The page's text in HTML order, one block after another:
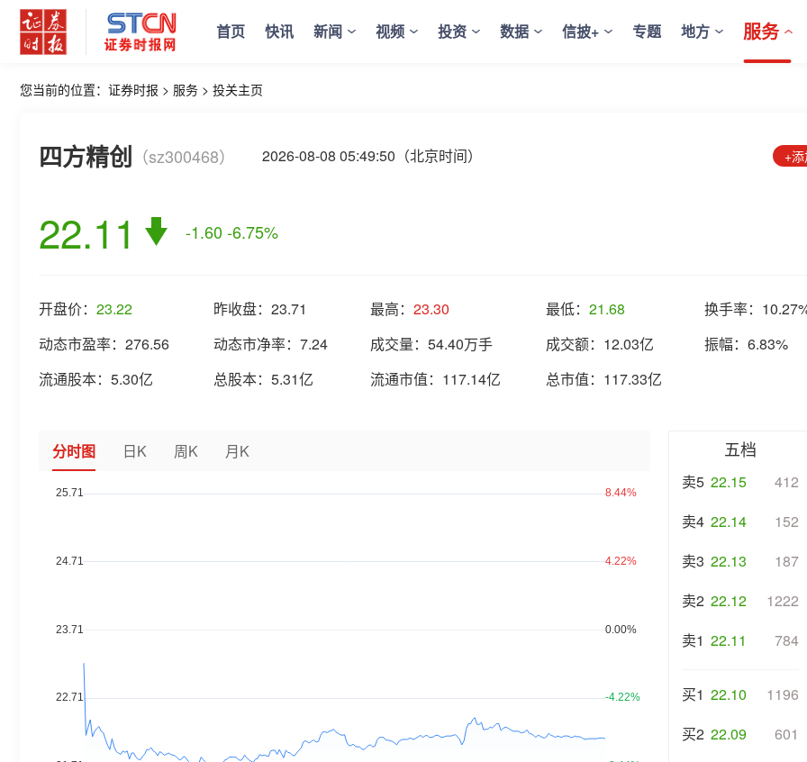
首页 快讯 新闻 视频 投资 数据 信披+ 专题 地方 服务
您当前的位置： 证券时报 > 服务 > 投关主页
四方精创 （sz300468） 2026-08-08 05:49:50（北京时间） +
22.11 -1.60-6.75%
开盘价： 23.22 昨收盘： 23.71 最高： 23.30 最低： 21.68 换手率：
动态市盈率： 276.56 动态市净率： 7.24 成交量： 54.40万手 成交额： 12.03亿 振幅： 6.83%
流通股本： 5.30亿 总股本： 5.31亿 流通市值： 117.14亿 总市值： 117.33亿
分时图 日K 周K 月K 五档
卖5 22.15
412
卖4 22.14
152
卖3 22.13
187
卖2 22.12
1222
卖1 22.11 784
买1 22.10
1196
买2 22.09
601